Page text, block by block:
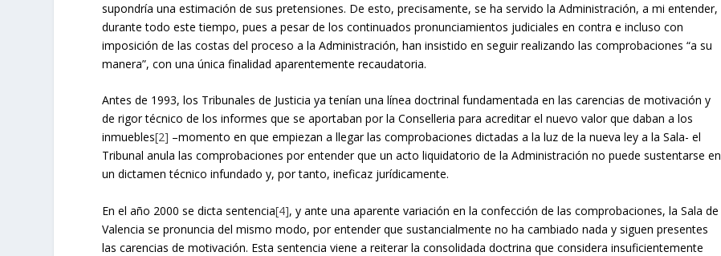
supondría una estimación de sus pretensiones. De esto, precisamente, se ha servido la Administración, a mi entender,
durante todo este tiempo, pues a pesar de los continuados pronunciamientos judiciales en contra e incluso con
imposición de las costas del proceso a la Administración, han insistido en seguir realizando las comprobaciones “a su
manera”, con una única finalidad aparentemente recaudatoria.
Antes de 1993, los Tribunales de Justicia ya tenían una línea doctrinal fundamentada en las carencias de motivación y
de rigor técnico de los informes que se aportaban por la Conselleria para acreditar el nuevo valor que daban a los
inmuebles[2] –momento en que empiezan a llegar las comprobaciones dictadas a la luz de la nueva ley a la Sala- el
Tribunal anula las comprobaciones por entender que un acto liquidatorio de la Administración no puede sustentarse en
un dictamen técnico infundado y, por tanto, ineficaz jurídicamente.
En el año 2000 se dicta sentencia[4], y ante una aparente variación en la confección de las comprobaciones, la Sala de
Valencia se pronuncia del mismo modo, por entender que sustancialmente no ha cambiado nada y siguen presentes
las carencias de motivación. Esta sentencia viene a reiterar la consolidada doctrina que considera insuficientemente